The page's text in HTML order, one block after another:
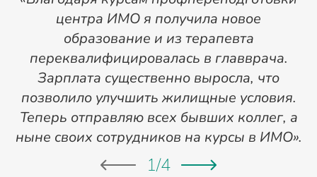
центра ИМО я получила новое
образование и из терапевта
переквалифицировалась в главврача.
Зарплата существенно выросла, что
позволило улучшить жилищные условия.
Теперь отправляю всех бывших коллег, а
ныне своих сотрудников на курсы в ИМО».
1/4